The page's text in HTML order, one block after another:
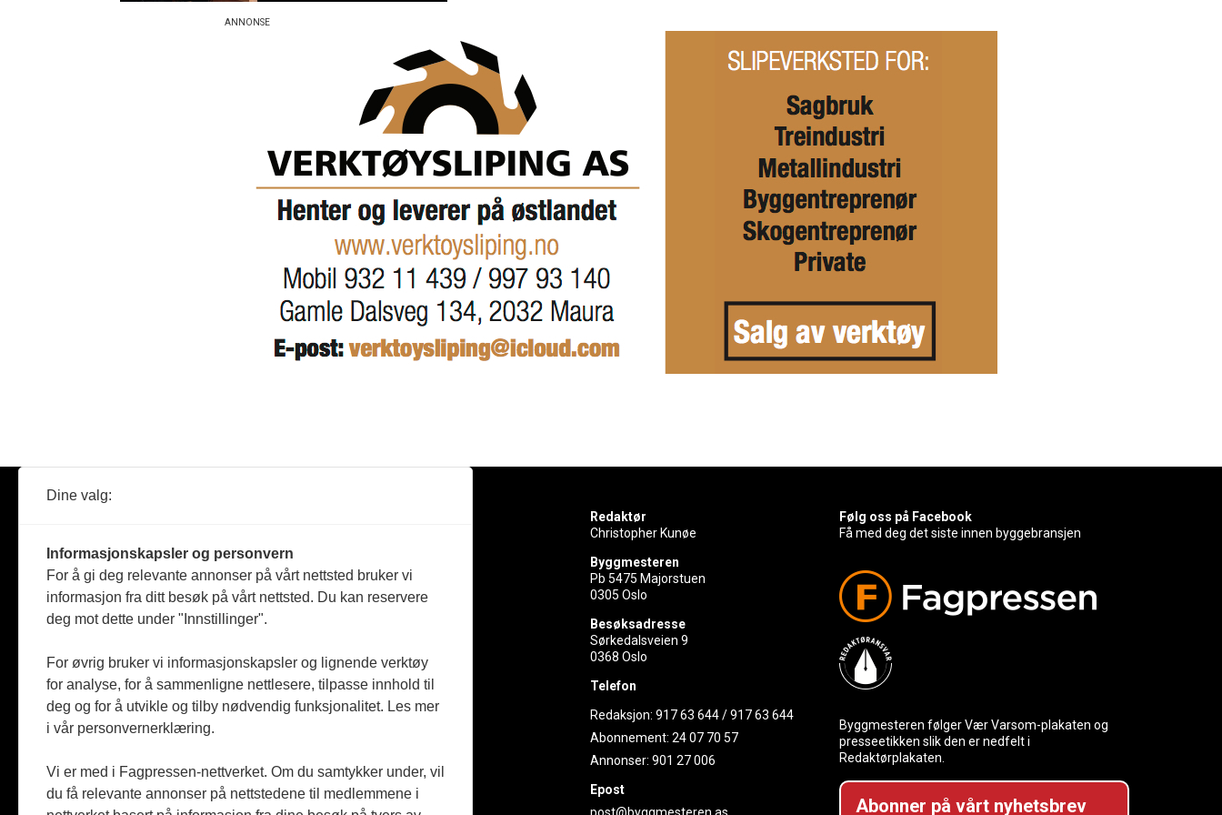
Reportasje
Produkter
Jobbmarked
Redaktør
Christopher Kunøe
Byggmesteren
Pb 5475 Majorstuen
0305 Oslo
Besøksadresse
Sørkedalsveien 9
0368 Oslo
Telefon
Redaksjon:917 63 644/917 63 644
Abonnement:24 07 70 57
Annonser:901 27 006
Epost
Følg oss på Facebook
Få med deg det siste innen byggebransjen
Byggmesteren følger Vær Varsom-plakaten og
presseetikken slik den er nedfelt i
Redaktørplakaten.
Abonner på vårt nyhetsbrev
Dine valg:
Informasjonskapsler og personvern
For å gi deg relevante annonser på vårt nettsted bruker vi
informasjon fra ditt besøk på vårt nettsted. Du kan reservere
deg mot dette under "Innstillinger".
For øvrig bruker vi informasjonskapsler og lignende verktøy
for analyse, for å sammenligne nettlesere, tilpasse innhold til
deg og for å utvikle og tilby nødvendig funksjonalitet. Les mer
i vår personvernerklæring.
Vi er med i Fagpressen-nettverket. Om du samtykker under, vil
du få relevante annonser på nettstedene til medlemmene i